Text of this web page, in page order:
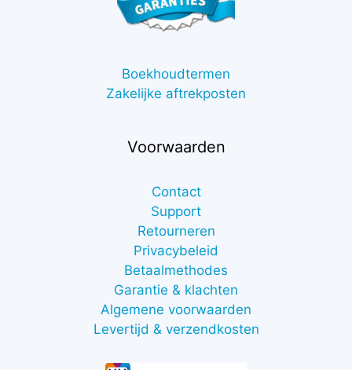
Boekhoudtermen
Zakelijke aftrekposten
Voorwaarden
Contact
Support
Retourneren
Privacybeleid
Betaalmethodes
Garantie & klachten
Algemene voorwaarden
Levertijd & verzendkosten